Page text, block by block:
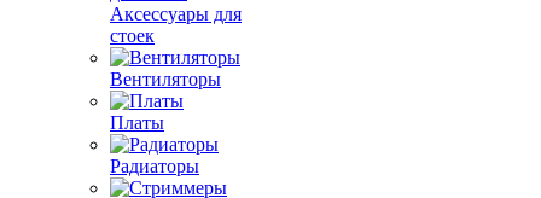
Аксессуары для
стоек
Вентиляторы
Платы
Радиаторы